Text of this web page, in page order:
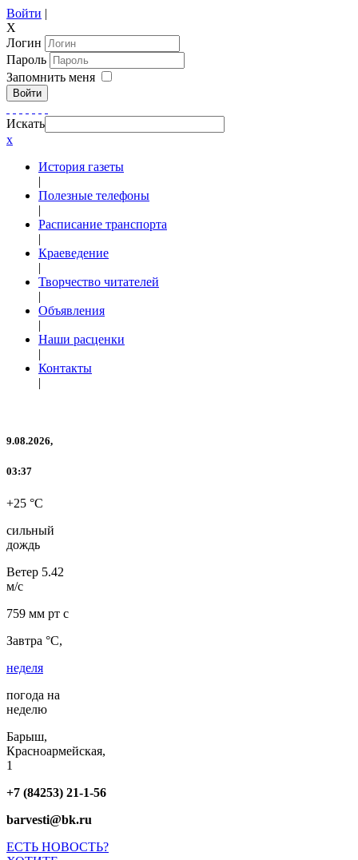
Войти |
X
Логин
Пароль
Запомнить меня
Войти
Искать
x
История газеты
|
Полезные телефоны
|
Расписание транспорта
|
Краеведение
|
Творчество читателей
|
Объявления
|
Наши расценки
|
Контакты
|
9.08.2026,
03:37
+25 °C
сильный
дождь
Ветер 5.42
м/с
759 мм рт с
Завтра °C,
неделя
погода на
неделю
Барыш,
Красноармейская,
1
+7 (84253) 21-1-56
barvesti@bk.ru
ЕСТЬ НОВОСТЬ?